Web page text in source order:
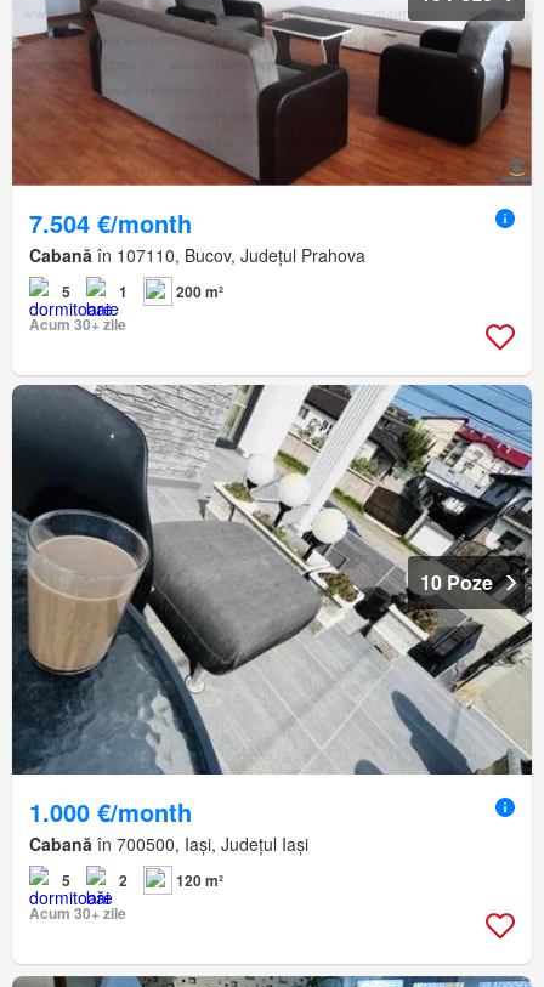
7.504 €/month
Cabană în 107110, Bucov, Județul Prahova
5 1
200 m²
Acum 30+ zile
10 Poze
1.000 €/month
Cabană în 700500, Iași, Județul Iași
5 2
120 m²
Acum 30+ zile